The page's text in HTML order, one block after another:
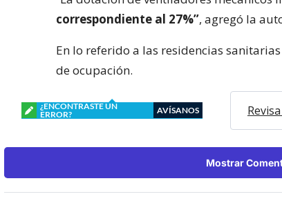
correspondiente al 27%”, agregó la
En lo referido a las residencias
de ocupación.
¿ENCONTRASTE UN
ERROR?
AVÍSANOS
Mostrar